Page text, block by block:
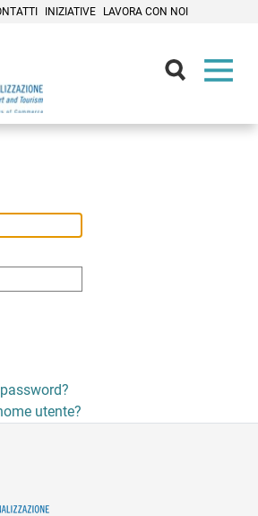
INIZIATIVE LAVORA CON NOI
utente?